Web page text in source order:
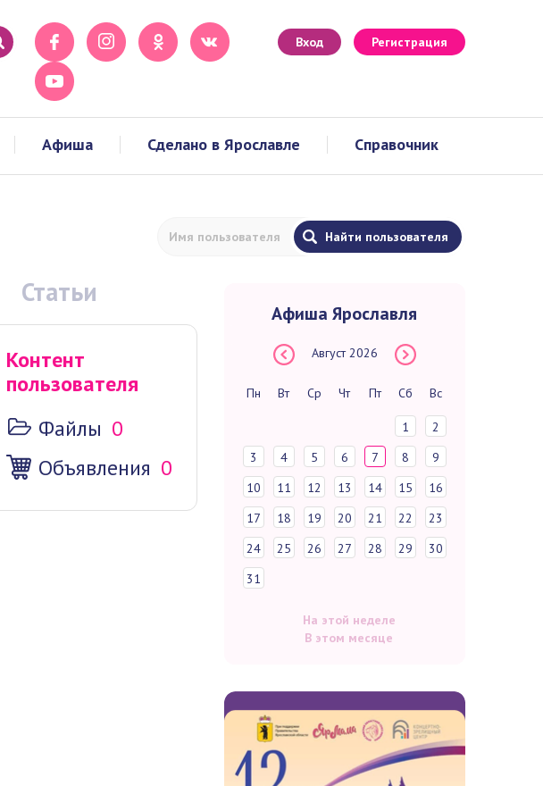
Вход Регистрация
Афиша Сделано в Ярославле Справочник
Статьи
Контент
пользователя
Файлы 0
Объявления 0
Афиша Ярославля
Август 2026
Пн Вт Ср Чт Пт Сб Вс
1
2
3
4 5 6 7 8
9
10
11 12 13 14 15
16
17
18 19 20 21 22
23
24
25 26 27 28 29
30
31
На этой неделе
В этом месяце